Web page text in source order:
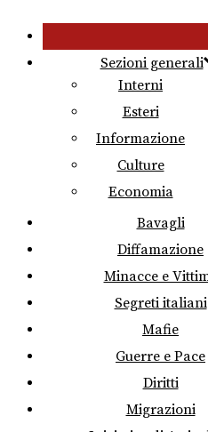
Sezioni generali
Interni
Esteri
Informazione
Culture
Economia
Bavagli
Diffamazione
Minacce e
Segreti italiani
Mafie
Guerre e Pace
Diritti
Migrazioni